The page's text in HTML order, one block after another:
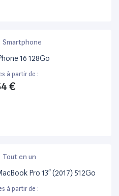
Smartphone
16 128Go
à partir de :
€
Tout en un
Pro 13” (2017) 512Go
à partir de :